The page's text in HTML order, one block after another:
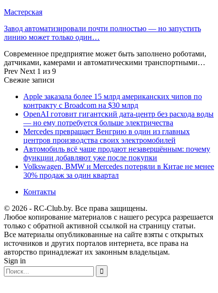
Мастерская
Завод автоматизировали почти полностью — но запустить
линию может только один…
Современное предприятие может быть заполнено роботами,
датчиками, камерами и автоматическими транспортными…
Prev Next 1 из 9
Свежие записи
Apple заказала более 15 млрд американских чипов по
контракту с Broadcom на $30 млрд
OpenAI готовит гигантский дата-центр без расхода воды
— но ему потребуется больше электричества
Mercedes превращает Венгрию в один из главных
центров производства своих электромобилей
Автомобиль всё чаще продают незавершённым: почему
функции добавляют уже после покупки
Volkswagen, BMW и Mercedes потеряли в Китае не менее
30% продаж за один квартал
Контакты
© 2026 - RC-Club.by. Все права защищены.
Любое копирование материалов с нашего ресурса разрешается
только с обратной активной ссылкой на страницу статьи.
Все материалы опубликованные на сайте взяты с открытых
источников и других порталов интернета, все права на
авторство принадлежат их законным владельцам.
Sign in